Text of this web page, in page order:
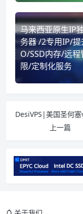
马来西亚原生IP
务器 /2专用IP/提
O/SSD内存/远程
限/定制化服务
上一篇